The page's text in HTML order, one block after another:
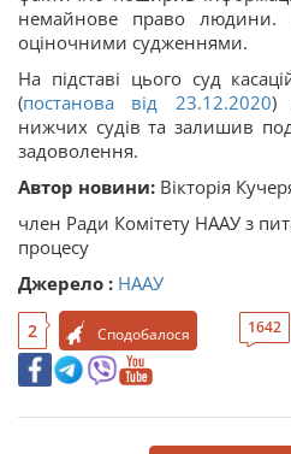
немайнове право людини.
оціночними судженнями.
На підставі цього суд
(постанова від 23.12.2020)
нижчих судів та залишив
задоволення.
Автор новини: Вікторія
член Ради Комітету НААУ з
процесу
Джерело : НААУ
2 Сподобалося 1642